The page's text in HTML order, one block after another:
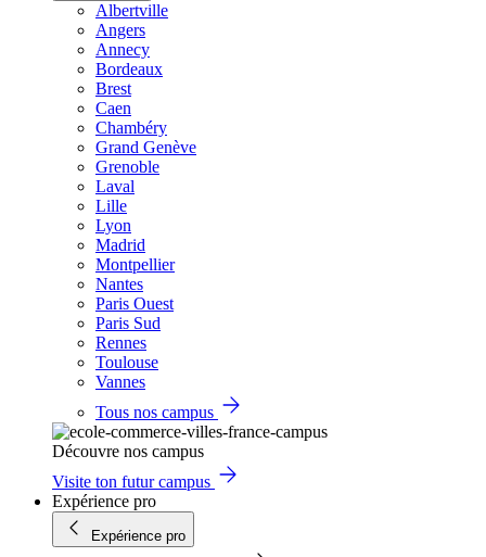
Albertville
Angers
Annecy
Bordeaux
Brest
Caen
Chambéry
Grand Genève
Grenoble
Laval
Lille
Lyon
Madrid
Montpellier
Nantes
Paris Ouest
Paris Sud
Rennes
Toulouse
Vannes
Tous nos campus
Découvre nos campus
Visite ton futur campus
Expérience pro
Expérience pro